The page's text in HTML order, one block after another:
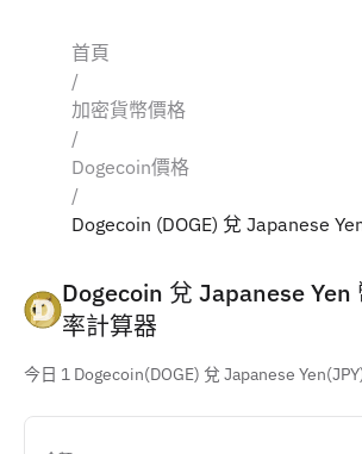
首頁
/
加密貨幣價格
/
Dogecoin價格
/
Dogecoin (DOGE) 兌 Japanese
Dogecoin 兌 Japanese Yen
率計算器
今日 1 Dogecoin(DOGE) 兌 Japanese